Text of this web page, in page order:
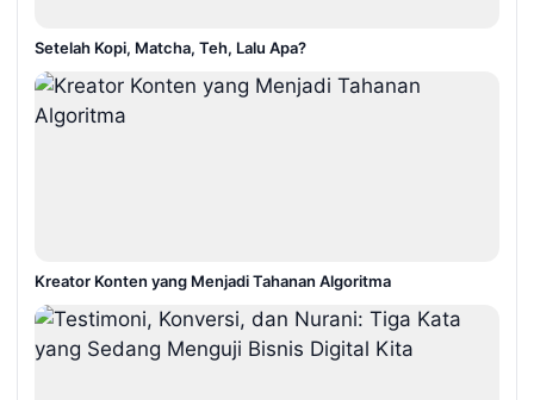
Setelah Kopi, Matcha, Teh, Lalu Apa?
Kreator Konten yang Menjadi Tahanan Algoritma